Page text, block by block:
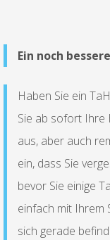
Ein noch
Haben Sie ein
Sie ab sofort Ihre
aus, aber auch
ein, dass Sie
bevor Sie einige
einfach mit Ihrem
sich gerade